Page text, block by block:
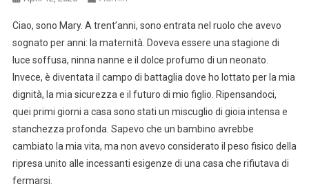
Ciao, sono Mary. A trent’anni, sono entrata nel ruolo che avevo
sognato per anni: la maternità. Doveva essere una stagione di
luce soffusa, ninna nanne e il dolce profumo di un neonato.
Invece, è diventata il campo di battaglia dove ho lottato per la mia
dignità, la mia sicurezza e il futuro di mio figlio. Ripensandoci,
quei primi giorni a casa sono stati un miscuglio di gioia intensa e
stanchezza profonda. Sapevo che un bambino avrebbe
cambiato la mia vita, ma non avevo considerato il peso fisico della
ripresa unito alle incessanti esigenze di una casa che rifiutava di
fermarsi.